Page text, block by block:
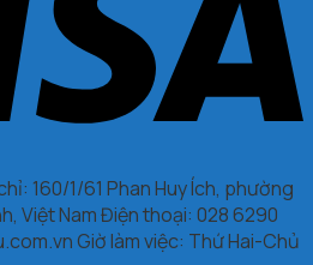
160/1/61 Phan Huy Ích, phường
Việt Nam Điện thoại: 028 6290
Giờ làm việc: Thứ Hai-Chủ